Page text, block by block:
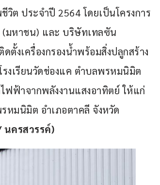
ต ประจำปี 2564 โดยเป็นโครงการ
(มหาชน) และ บริษัทเทลซัน
ตั้งเครื่องกรองน้ำพร้อมสิ่งปลูกสร้าง
งเรียนวัดช่องแค ตำบลพรหมนิมิต
ฟฟ้าจากพลังงานแสงอาทิตย์ ให้แก่
มนิมิต อำเภอตาคลี จังหวัด
ครสวรรค์)